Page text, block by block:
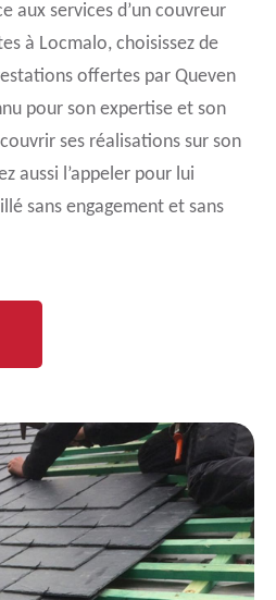
aux services d’un couvreur
à Locmalo, choisissez de
offertes par Queven
pour son expertise et son
ses réalisations sur son
aussi l’appeler pour lui
sans engagement et sans